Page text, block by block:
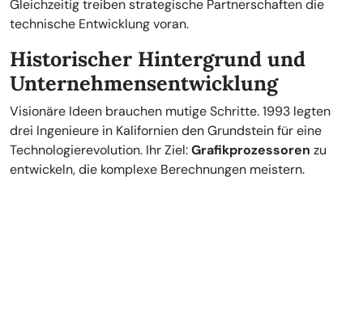
Gleichzeitig treiben strategische Partnerschaften die
technische Entwicklung voran.
Historischer Hintergrund und
Unternehmensentwicklung
Visionäre Ideen brauchen mutige Schritte. 1993 legten
drei Ingenieure in Kalifornien den Grundstein für eine
Technologierevolution. Ihr Ziel:Grafikprozessoren zu
entwickeln, die komplexe Berechnungen meistern.